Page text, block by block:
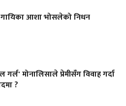
गायिका आशा भोसलेको निधन
मोनालिसाले प्रेमीसँग विवाह गर्दा
?